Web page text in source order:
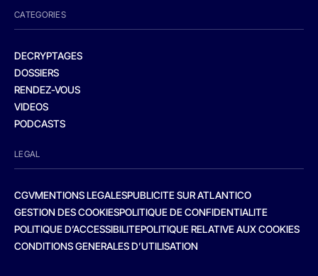
CATEGORIES
DECRYPTAGES
DOSSIERS
RENDEZ-VOUS
VIDEOS
PODCASTS
LEGAL
CGVMENTIONS LEGALESPUBLICITE SUR ATLANTICO
GESTION DES COOKIESPOLITIQUE DE CONFIDENTIALITE
POLITIQUE D’ACCESSIBILITEPOLITIQUE RELATIVE AUX COOKIES
CONDITIONS GENERALES D’UTILISATION